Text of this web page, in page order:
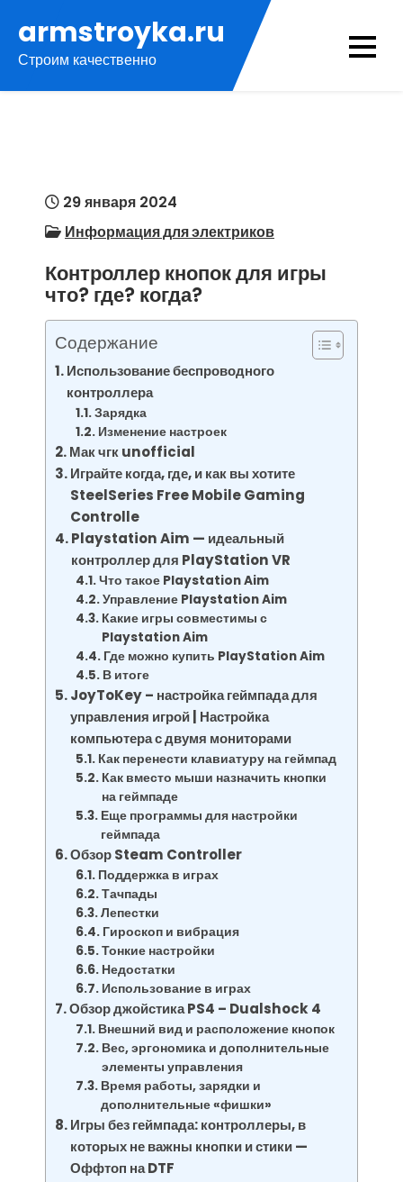
содержимому
armstroyka.ru
Строим качественно
29 января 2024
Информация для электриков
Контроллер кнопок для игры
что? где? когда?
Содержание
Использование беспроводного
контроллера
Зарядка
Изменение настроек
Мак чгк unofficial
Играйте когда, где, и как вы хотите
SteelSeries Free Mobile Gaming
Controlle
Playstation Aim — идеальный
контроллер для PlayStation VR
Что такое Playstation Aim
Управление Playstation Aim
Какие игры совместимы с
Playstation Aim
Где можно купить PlayStation Aim
В итоге
JoyToKey – настройка геймпада для
управления игрой | Настройка
компьютера с двумя мониторами
Как перенести клавиатуру на геймпад
Как вместо мыши назначить кнопки
на геймпаде
Еще программы для настройки
геймпада
Обзор Steam Controller
Поддержка в играх
Тачпады
Лепестки
Гироскоп и вибрация
Тонкие настройки
Недостатки
Использование в играх
Обзор джойстика PS4 – Dualshock 4
Внешний вид и расположение кнопок
Вес, эргономика и дополнительные
элементы управления
Время работы, зарядки и
дополнительные «фишки»
Игры без геймпада: контроллеры, в
которых не важны кнопки и стики —
Оффтоп на DTF